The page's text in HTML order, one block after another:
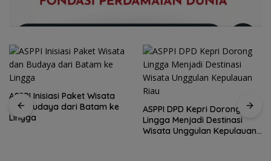
ASPPI Inisiasi Paket Wisata
dan Budaya dari Batam ke
Lingga
ASPPI DPD Kepri Dorong
Lingga Menjadi Destinasi
Wisata Unggulan Kepulauan